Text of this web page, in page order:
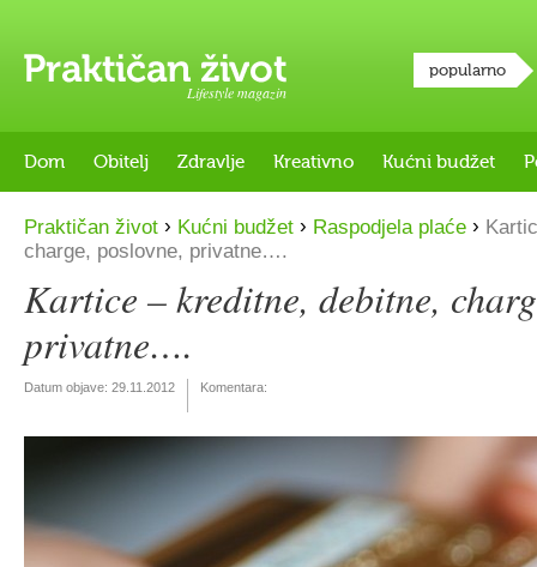
Lifestyle magazin
popularno
Dom Obitelj Zdravlje Kreativno Kućni budžet
Praktičan život › Kućni budžet › Raspodjela plaće ›
charge, poslovne, privatne….
Kartice – kreditne, debitne,
privatne….
Datum objave: 29.11.2012 Komentara: